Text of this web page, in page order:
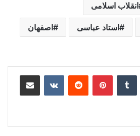
انقلاب اسلامی
استاد عباسی اصفهان
‫تامبلر ‫پین‌ترست‫رددیت ‫VKontakteاشتراک گذاری از طریق ایمیل